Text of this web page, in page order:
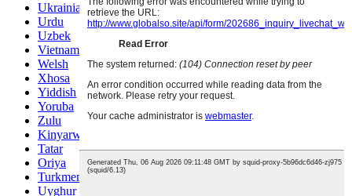
Ukrainian
Urdu
Uzbek
Vietnamese
Welsh
Xhosa
Yiddish
Yoruba
Zulu
Kinyarwanda
Tatar
Oriya
Turkmen
Uyghur